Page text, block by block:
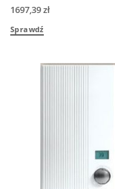
1697,39zł
Sprawdź